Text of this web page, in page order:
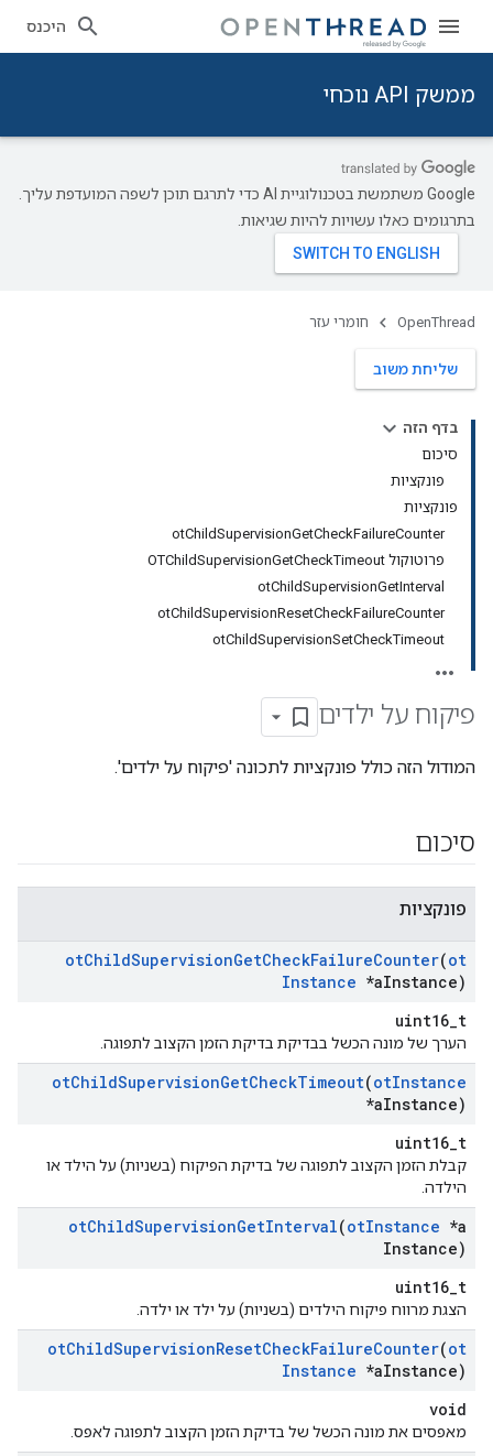
היכנס
ממשק API נוכחי
‫Google משתמשת בטכנולוגיית AI כדי לתרגם תוכן לשפה המועדפת עליך.
בתרגומים כאלו עשויות להיות שגיאות.
OpenThread חומרי עזר
שליחת משוב
בדף הזה
סיכום
פונקציות
פונקציות
otChildSupervisionGetCheckFailureCounter
פרוטוקול OTChildSupervisionGetCheckTimeout
otChildSupervisionGetInterval
otChildSupervisionResetCheckFailureCounter
otChildSupervisionSetCheckTimeout
פיקוח על ילדים
המודול הזה כולל פונקציות לתכונה 'פיקוח על ילדים'.
סיכום
פונקציות
otChildSupervisionGetCheckFailureCounter(ot
Instance *aInstance)
uint16_t
הערך של מונה הכשל בבדיקת בדיקת הזמן הקצוב לתפוגה.
otChildSupervisionGetCheckTimeout(otInstance
*aInstance)
uint16_t
קבלת הזמן הקצוב לתפוגה של בדיקת הפיקוח (בשניות) על הילד או
הילדה.
otChildSupervisionGetInterval(otInstance *a
Instance)
uint16_t
הצגת מרווח פיקוח הילדים (בשניות) על ילד או ילדה.
otChildSupervisionResetCheckFailureCounter(ot
Instance *aInstance)
void
מאפסים את מונה הכשל של בדיקת הזמן הקצוב לתפוגה לאפס.